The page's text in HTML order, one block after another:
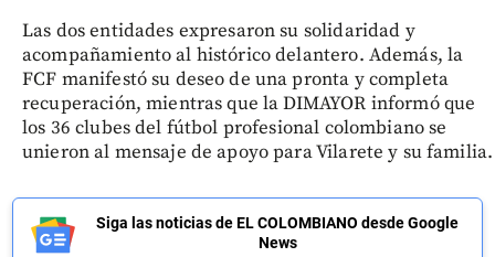
Las dos entidades expresaron su solidaridad y
acompañamiento al histórico delantero. Además, la
FCF manifestó su deseo de una pronta y completa
recuperación, mientras que la DIMAYOR informó que
los 36 clubes del fútbol profesional colombiano se
unieron al mensaje de apoyo para Vilarete y su familia.
Siga las noticias de EL COLOMBIANO desde Google
News